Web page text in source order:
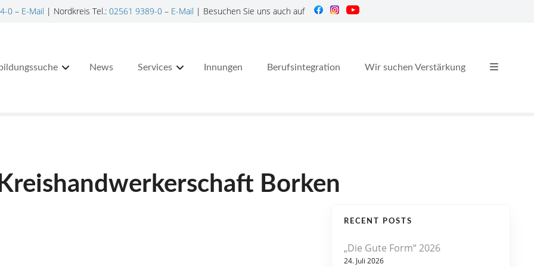
0– E-Mail | Nordkreis Tel.: 02561 9389-0– E-Mail | Besuchen Sie uns auch auf
News Services Innungen Berufsintegration Wir suchen Verstärkung
Borken
RECENT POSTS
„Die Gute Form“ 2026
24. Juli 2026